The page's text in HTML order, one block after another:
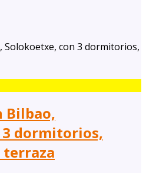
Bilbao,
dormitorios,